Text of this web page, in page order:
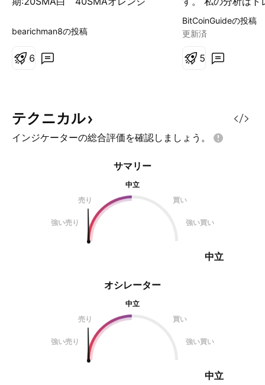
MAの並びも傾きもロング目線とな
MAの内側に入ってきており、ここ
うです。 ◯ラインから見るビット
チャネルが継続して適応しており、
ていました。しかし、チャネル内に
ローソク足が入ってきており、トレ
ンド転換かあるいは、調整のフェー
ズにきたかもしれません。 新たに
できる抵抗帯やチャネルを見ながら
bearichman8の投稿
6
ューに最適化され
レイボタンを押す
コインの30分チャ
ジション入口区
ポジションターゲ
できます。 緑色の
BitCoinGuideの投稿
更新済
5
テクニカル
インジケーターの総合評価を確認しましょう。
オシレーター
中立
売り
買い
強い売り 強い買い
中立
サマリー
中立
売り
買い
強い売り 強い買い
中立